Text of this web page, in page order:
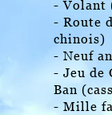
- Volant
- Route
chinois)
- Neuf
- Jeu de
Ban
- Mille